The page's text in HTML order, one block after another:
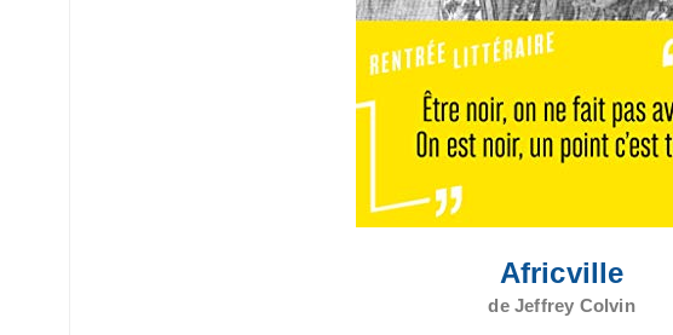
Africville
de Jeffrey Colvin